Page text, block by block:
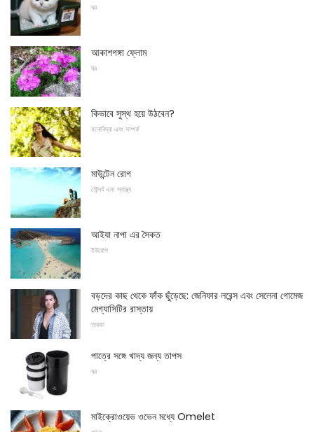
ঘর
আকাশগঙ্গা ফ্লোম
ঘর
কিভাবে সুস্থ হয়ে উঠবেন?
মনোবিদ্যা এবং সম্পর্ক
মাউন্টেন রোগ
সৌন্দর্য এবং স্বাস্থ্য
আইযা নাপা এর সৈকত
ইউরোপ
বড়দের কাছ থেকে ফাঁক ছুঁড়েছে: জেনিফার লরেন্স এবং সেলেনা গোমেজ
মেগ্যাসিটির রাস্তায়
তারকা
পাত্রে সঙ্গে খাদ্য জন্য তাপস
ঘর
মাইক্রোওয়েভ ওভেন মধ্যে Omelet